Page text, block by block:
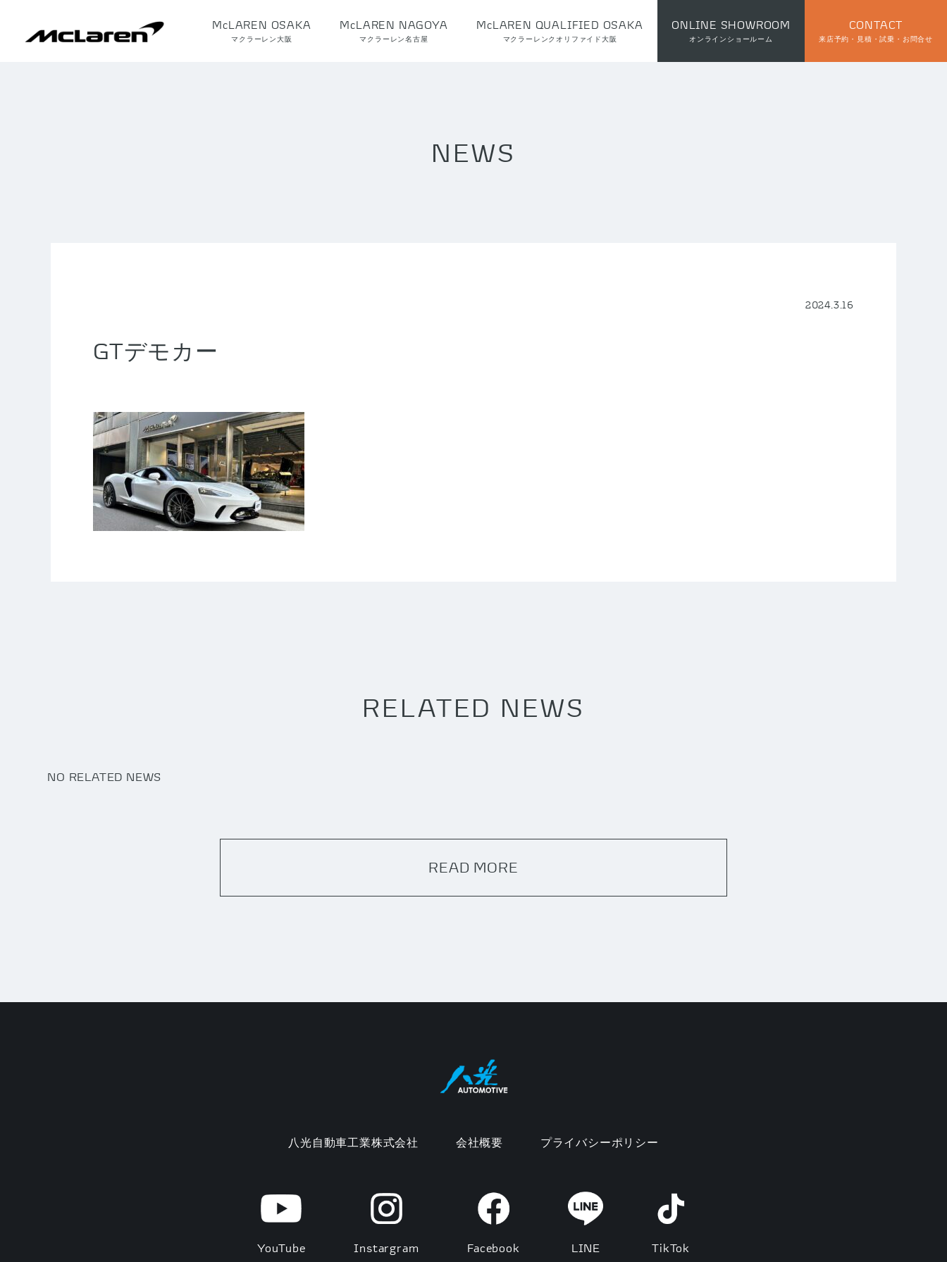
McLAREN OSAKA
マクラーレン大阪
McLAREN NAGOYA
マクラーレン名古屋
McLAREN QUALIFIED OSAKA
マクラーレンクオリファイド大阪
ONLINE SHOWROOM
オンラインショールーム
CONTACT
来店予約・見積・試乗・お問合せ
NEWS
2024.3.16
GTデモカー
RELATED NEWS
NO RELATED NEWS
READ MORE
八光自動車工業株式会社 会社概要 プライバシーポリシー
YouTube Instargram Facebook LINE TikTok